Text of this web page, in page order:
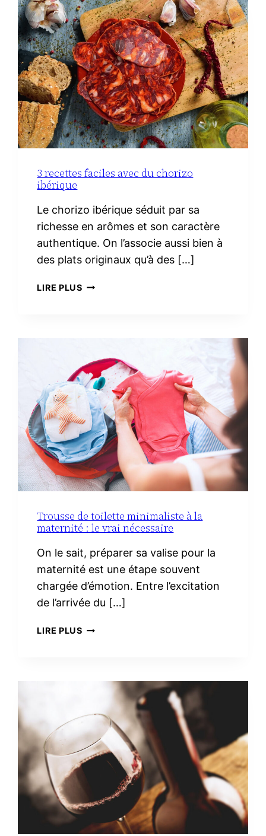
3 recettes faciles avec du chorizo
ibérique
Le chorizo ibérique séduit par sa
richesse en arômes et son caractère
authentique. On l’associe aussi bien à
des plats originaux qu’à des […]
LIRE PLUS3
IBÉRIQUE
Trousse de toilette minimaliste à la
maternité : le vrai nécessaire
On le sait, préparer sa valise pour la
maternité est une étape souvent
chargée d’émotion. Entre l’excitation
de l’arrivée du […]
LIRE PLUSTROUSSE
MATERNITÉ :
VRAI
NÉCESSAIRE